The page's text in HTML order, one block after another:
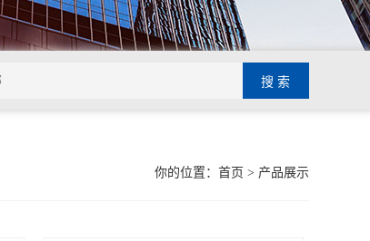
你的位置： 首页 > 产品展示